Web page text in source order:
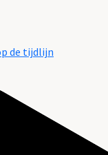
de tijdlijn